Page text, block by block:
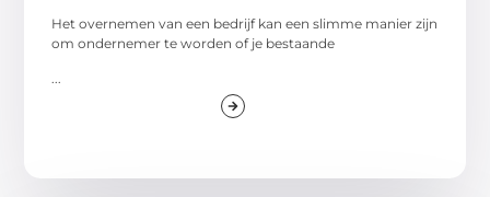
Het overnemen van een bedrijf kan een slimme manier zijn
om ondernemer te worden of je bestaande
...